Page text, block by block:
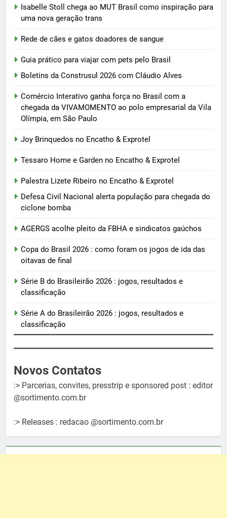
Isabelle Stoll chega ao MUT Brasil como inspiração para
uma nova geração trans
Rede de cães e gatos doadores de sangue
Guia prático para viajar com pets pelo Brasil
Boletins da Construsul 2026 com Cláudio Alves
Comércio Interativo ganha força no Brasil com a
chegada da VIVAMOMENTO ao polo empresarial da Vila
Olímpia, em São Paulo
Joy Brinquedos no Encatho & Exprotel
Tessaro Home e Garden no Encatho & Exprotel
Palestra Lizete Ribeiro no Encatho & Exprotel
Defesa Civil Nacional alerta população para chegada do
ciclone bomba
AGERGS acolhe pleito da FBHA e sindicatos gaúchos
Copa do Brasil 2026 : como foram os jogos de ida das
oitavas de final
Série B do Brasileirão 2026 : jogos, resultados e
classificação
Série A do Brasileirão 2026 : jogos, resultados e
classificação
Novos Contatos
:> Parcerias, convites, presstrip e sponsored post : editor
@sortimento.com.br
:> Releases : redacao @sortimento.com.br